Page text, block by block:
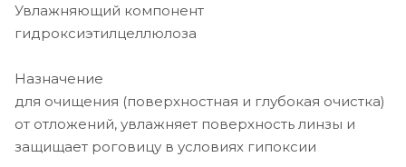
Увлажняющий компонент
гидроксиэтилцеллюлоза
Назначение
для очищения (поверхностная и глубокая очистка)
от отложений, увлажняет поверхность линзы и
защищает роговицу в условиях гипоксии